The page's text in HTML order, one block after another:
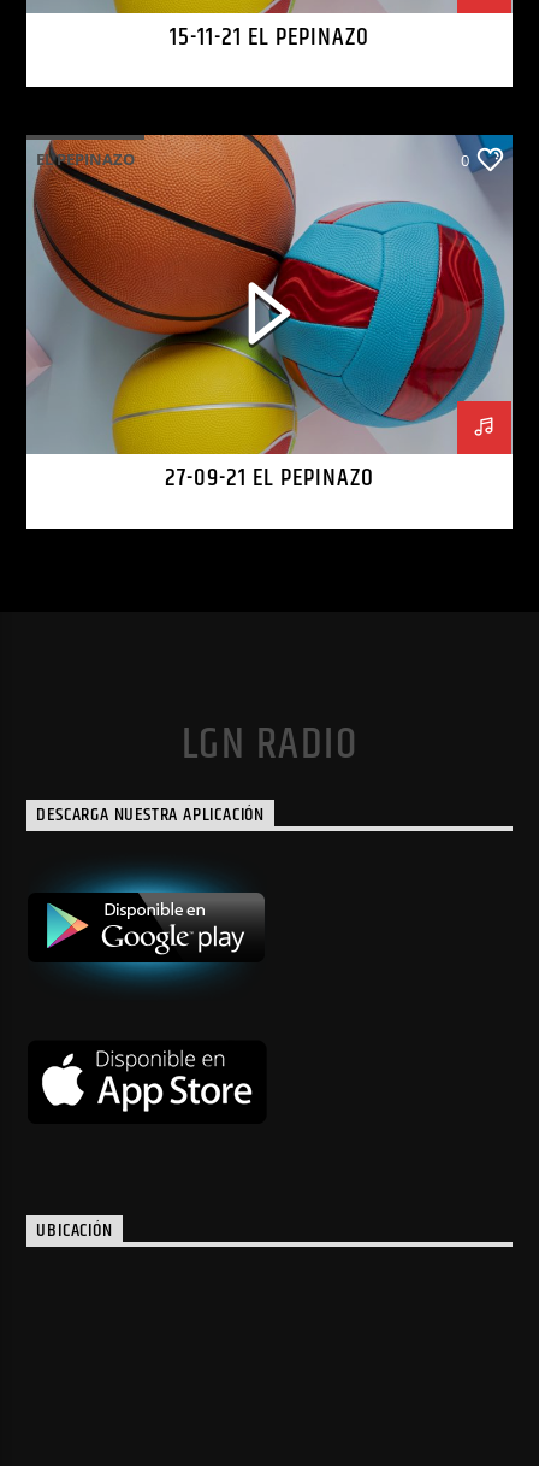
15-11-21 EL PEPINAZO
EL PEPINAZO 0
27-09-21 EL PEPINAZO
LGN RADIO
DESCARGA NUESTRA APLICACIÓN
UBICACIÓN